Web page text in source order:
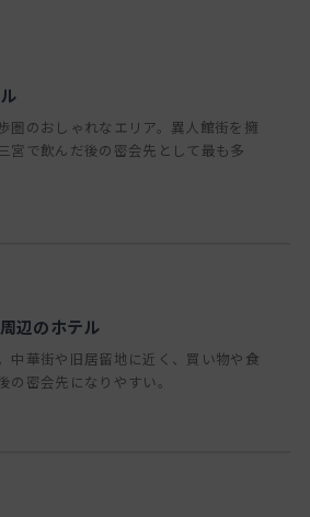
圏のおしゃれなエリア。異人館街を擁
宮で飲んだ後の密会先として最も多
辺のホテル
中華街や旧居留地に近く、買い物や食
の密会先になりやすい。